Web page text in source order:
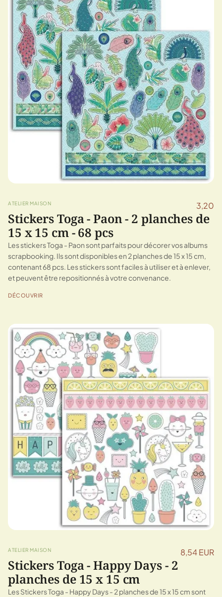
ATELIER MAISON 3,20
Stickers Toga - Paon - 2 planches de
15 x 15 cm - 68 pcs
Les stickers Toga - Paon sont parfaits pour décorer vos albums
scrapbooking. Ils sont disponibles en 2 planches de 15 x 15 cm,
contenant 68 pcs. Les stickers sont faciles à utiliser et à enlever,
et peuvent être repositionnés à votre convenance.
DÉCOUVRIR
ATELIER MAISON 8,54 EUR
Stickers Toga - Happy Days - 2
planches de 15 x 15 cm
Les Stickers Toga - Happy Days - 2 planches de 15 x 15 cm sont